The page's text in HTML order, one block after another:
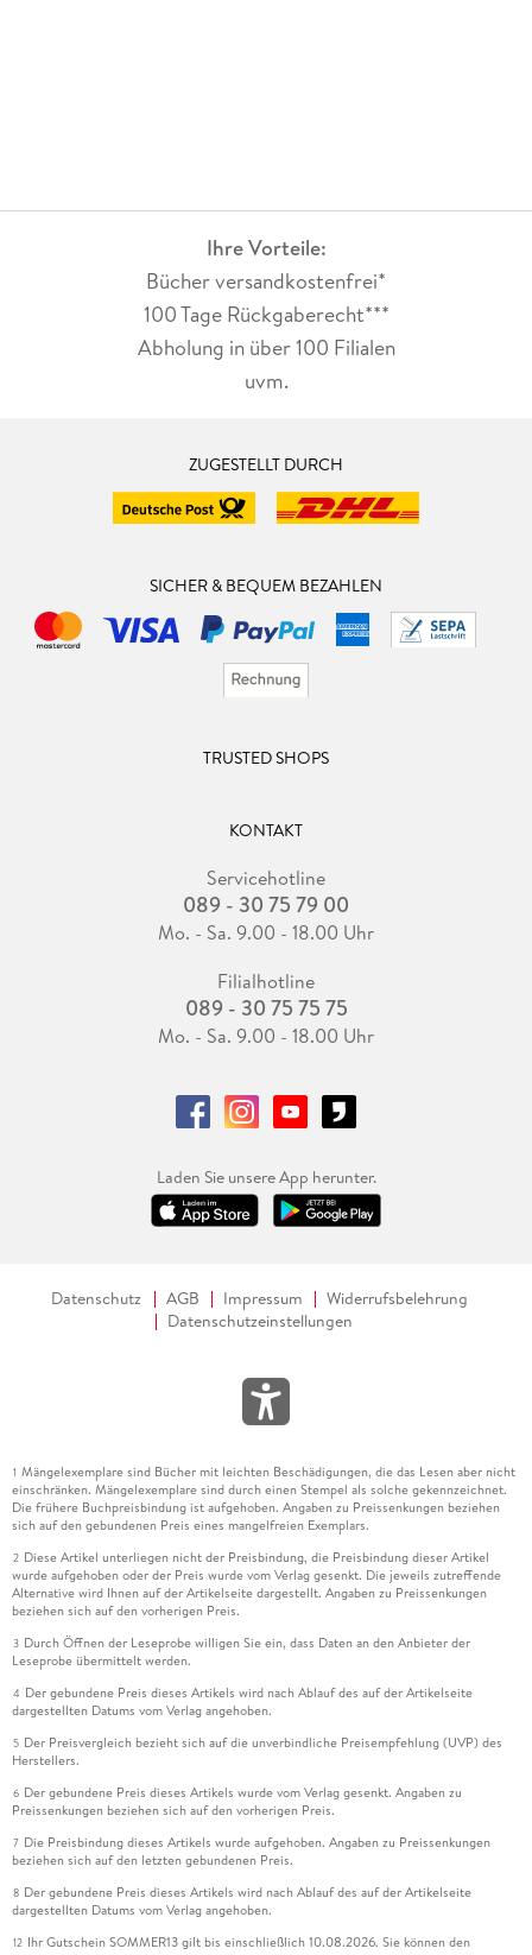
Ihre Vorteile:
Bücher versandkostenfrei*
100 Tage Rückgaberecht***
Abholung in über 100 Filialen
uvm.
ZUGESTELLT DURCH
SICHER & BEQUEM BEZAHLEN
TRUSTED SHOPS
KONTAKT
Servicehotline
089 - 30 75 79 00
Mo. - Sa. 9.00 - 18.00 Uhr
Filialhotline
089 - 30 75 75 75
Mo. - Sa. 9.00 - 18.00 Uhr
Laden Sie unsere App herunter.
Datenschutz AGB Impressum
Widerrufsbelehrung
Datenschutzeinstellungen
1 Mängelexemplare sind Bücher mit leichten Beschädigungen, die das Lesen aber nicht
einschränken. Mängelexemplare sind durch einen Stempel als solche gekennzeichnet.
Die frühere Buchpreisbindung ist aufgehoben. Angaben zu Preissenkungen beziehen
sich auf den gebundenen Preis eines mangelfreien Exemplars.
2 Diese Artikel unterliegen nicht der Preisbindung, die Preisbindung dieser Artikel
wurde aufgehoben oder der Preis wurde vom Verlag gesenkt. Die jeweils zutreffende
Alternative wird Ihnen auf der Artikelseite dargestellt. Angaben zu Preissenkungen
beziehen sich auf den vorherigen Preis.
3 Durch Öffnen der Leseprobe willigen Sie ein, dass Daten an den Anbieter der
Leseprobe übermittelt werden.
4 Der gebundene Preis dieses Artikels wird nach Ablauf des auf der Artikelseite
dargestellten Datums vom Verlag angehoben.
5 Der Preisvergleich bezieht sich auf die unverbindliche Preisempfehlung (UVP) des
Herstellers.
6 Der gebundene Preis dieses Artikels wurde vom Verlag gesenkt. Angaben zu
Preissenkungen beziehen sich auf den vorherigen Preis.
7 Die Preisbindung dieses Artikels wurde aufgehoben. Angaben zu Preissenkungen
beziehen sich auf den letzten gebundenen Preis.
8 Der gebundene Preis dieses Artikels wird nach Ablauf des auf der Artikelseite
dargestellten Datums vom Verlag angehoben.
12 Ihr Gutschein SOMMER13 gilt bis einschließlich 10.08.2026. Sie können den